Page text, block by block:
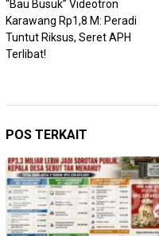
pos
“Bau Busuk” Videotron
Karawang Rp1,8 M: Peradi
Tuntut Riksus, Seret APH
Terlibat!
POS TERKAIT